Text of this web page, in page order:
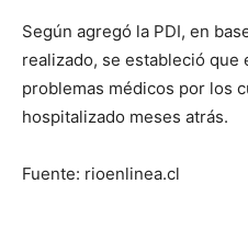
Según agregó la PDI, en
realizado, se estableció que
problemas médicos por los
hospitalizado meses atrás.
Fuente: rioenlinea.cl